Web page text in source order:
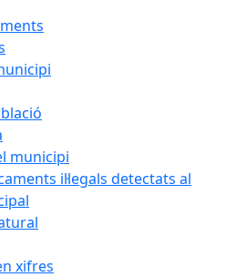
municipi
il·legals detectats al
xifres